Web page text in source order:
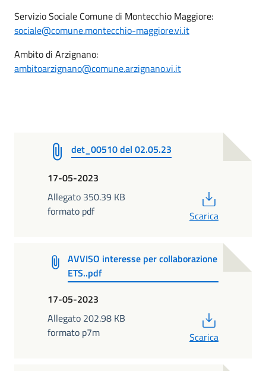
Servizio Sociale Comune di Montecchio Maggiore:
sociale@comune.montecchio-maggiore.vi.it
Ambito di Arzignano:
ambitoarzignano@comune.arzignano.vi.it
det_00510 del 02.05.23
17-05-2023
Allegato 350.39 KB
formato pdf
Scarica
AVVISO interesse per collaborazione
ETS..pdf
17-05-2023
Allegato 202.98 KB
formato p7m
Scarica